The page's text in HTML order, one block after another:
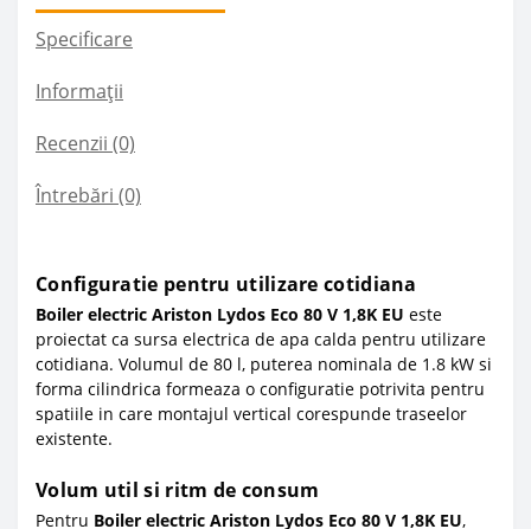
Specificare
Informații
Recenzii (0)
Întrebări (0)
Configuratie pentru utilizare cotidiana
Boiler electric Ariston Lydos Eco 80 V 1,8K EU este
proiectat ca sursa electrica de apa calda pentru utilizare
cotidiana. Volumul de 80 l, puterea nominala de 1.8 kW si
forma cilindrica formeaza o configuratie potrivita pentru
spatiile in care montajul vertical corespunde traseelor
existente.
Volum util si ritm de consum
Pentru Boiler electric Ariston Lydos Eco 80 V 1,8K EU,